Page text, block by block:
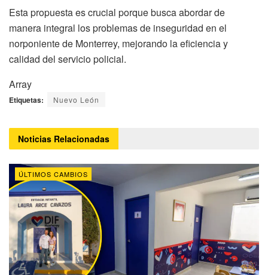
Esta propuesta es crucial porque busca abordar de
manera integral los problemas de inseguridad en el
norponiente de Monterrey, mejorando la eficiencia y
calidad del servicio policial.
Array
Etiquetas: Nuevo León
Noticias Relacionadas
ÚLTIMOS CAMBIOS